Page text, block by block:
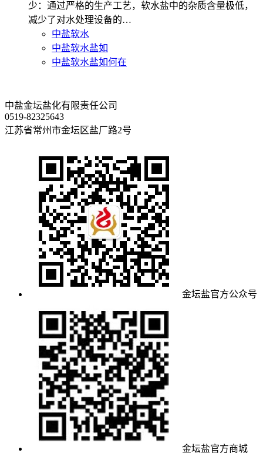
少：通过严格的生产工艺，软水盐中的杂质含量极低，
减少了对水处理设备的…
中盐软水
中盐软水盐如
中盐软水盐如何在
中盐金坛盐化有限责任公司
0519-82325643
江苏省常州市金坛区盐厂路2号
金坛盐官方公众号
金坛盐官方商城